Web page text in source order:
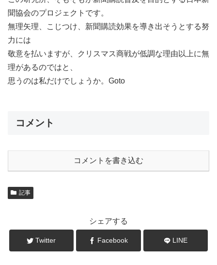
聞協会のプロジェクトです。
無理矢理、こじつけ、新聞購読効果を導き出そうとする努
力には
敬意を払いますが、クリスマス商戦が低調な理由以上に無
理があるのではと、
思うのは私だけでしょうか。Goto
コメント
コメントを書き込む
記事
シェアする
Twitter Facebook LINE